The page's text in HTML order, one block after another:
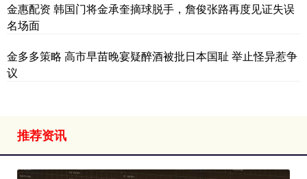
金惠配资 韩国门将金承奎摘球脱手，詹俊张路再度见证失误
名场面
金多多策略 高市早苗晚宴疑醉酒被批日本国耻 举止怪异惹争
议
推荐资讯